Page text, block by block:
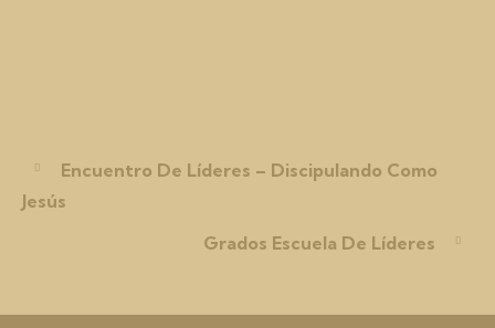
Encuentro De Líderes – Discipulando Como
Jesús
Grados Escuela De Líderes